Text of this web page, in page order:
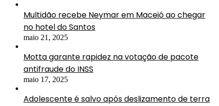
Multidão recebe Neymar em Maceió ao chegar
no hotel do Santos
maio 21, 2025
Motta garante rapidez na votação de pacote
antifraude do INSS
maio 17, 2025
Adolescente é salvo após deslizamento de terra